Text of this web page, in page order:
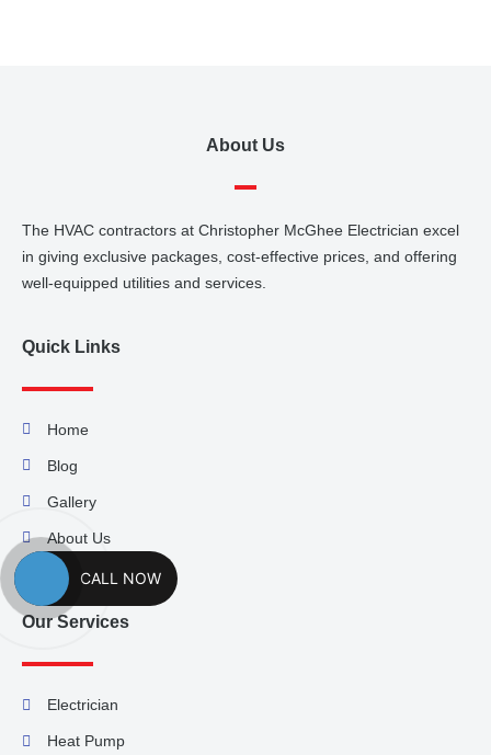
About Us
The HVAC contractors at Christopher McGhee Electrician excel
in giving exclusive packages, cost-effective prices, and offering
well-equipped utilities and services.
Quick Links
Home
Blog
Gallery
About Us
Contact Us
Our Services
Electrician
Heat Pump
CALL NOW